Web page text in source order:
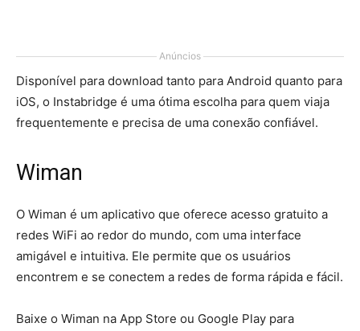
Anúncios
Disponível para download tanto para Android quanto para
iOS, o Instabridge é uma ótima escolha para quem viaja
frequentemente e precisa de uma conexão confiável.
Wiman
O Wiman é um aplicativo que oferece acesso gratuito a
redes WiFi ao redor do mundo, com uma interface
amigável e intuitiva. Ele permite que os usuários
encontrem e se conectem a redes de forma rápida e fácil.
Baixe o Wiman na App Store ou Google Play para